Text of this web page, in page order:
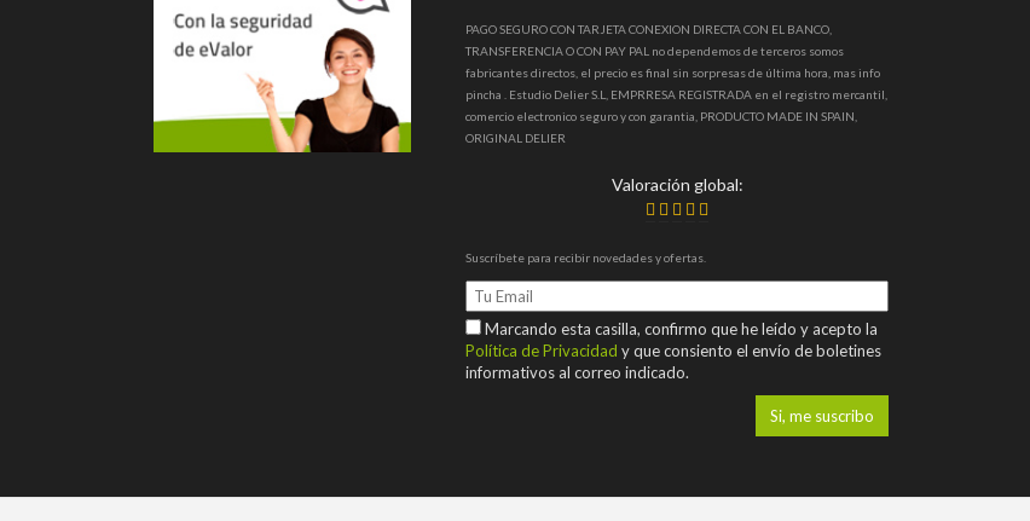
PAGO SEGURO CON TARJETA CONEXION DIRECTA CON EL BANCO,
TRANSFERENCIA O CON PAY PAL no dependemos de terceros somos
fabricantes directos, el precio es final sin sorpresas de última hora, mas info
pincha . Estudio Delier S.L, EMPRRESA REGISTRADA en el registro mercantil,
comercio electronico seguro y con garantia, PRODUCTO MADE IN SPAIN,
ORIGINAL DELIER
Valoración global:
Suscríbete para recibir novedades y ofertas.
Marcando esta casilla, confirmo que he leído y acepto la
Política de Privacidad y que consiento el envío de boletines
informativos al correo indicado.